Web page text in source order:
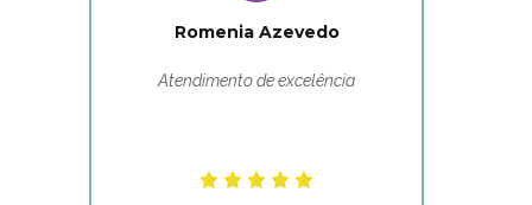
Romenia Azevedo
Atendimento de excelência